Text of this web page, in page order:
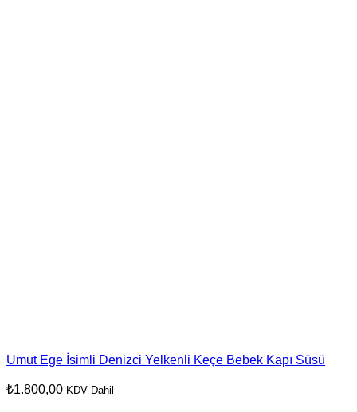
Umut Ege İsimli Denizci Yelkenli Keçe Bebek Kapı Süsü
₺1.800,00 KDV Dahil